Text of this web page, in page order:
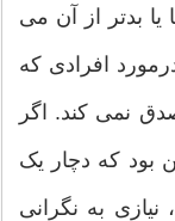
بدتر از آن می
افرادی که
نمی کند. اگر
بود که دچار یک
به نگرانی